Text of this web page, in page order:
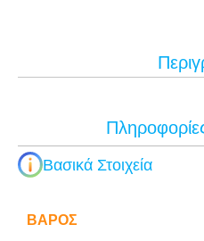
Βασικά Στοιχεία
ΒΆΡΟΣ